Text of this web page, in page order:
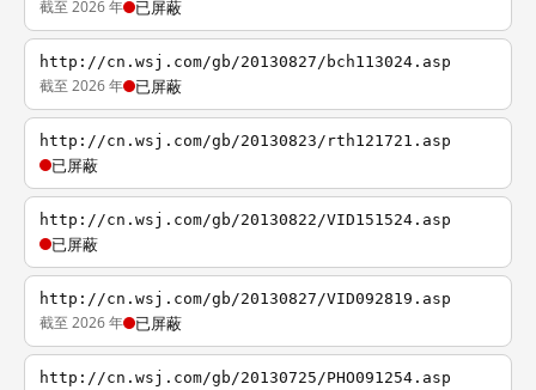
截至 2026 年 已屏蔽
http://cn.wsj.com/gb/20130827/bch113024.asp
截至 2026 年 已屏蔽
http://cn.wsj.com/gb/20130823/rth121721.asp
已屏蔽
http://cn.wsj.com/gb/20130822/VID151524.asp
已屏蔽
http://cn.wsj.com/gb/20130827/VID092819.asp
截至 2026 年 已屏蔽
http://cn.wsj.com/gb/20130725/PHO091254.asp